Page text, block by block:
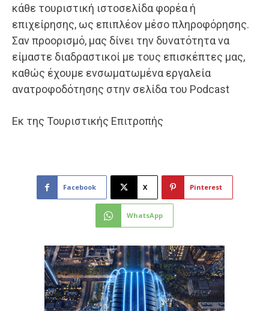
κάθε τουριστική ιστοσελίδα φορέα ή
επιχείρησης, ως επιπλέον μέσο πληροφόρησης.
Σαν προορισμό, μας δίνει την δυνατότητα να
είμαστε διαδραστικοί με τους επισκέπτες μας,
καθώς έχουμε ενσωματωμένα εργαλεία
ανατροφοδότησης στην σελίδα του Podcast
Εκ της Τουριστικής Επιτροπής
Facebook X Pinterest
WhatsApp